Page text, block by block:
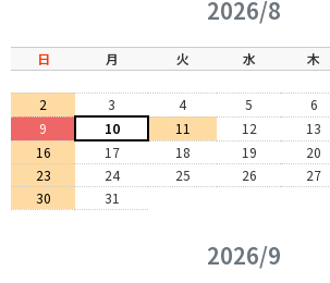
2026/8
日 月 火 水 木
2
3 4 5 6
9
10 11 12 13
16
17 18 19 20
23
24 25 26 27
30
31
2026/9